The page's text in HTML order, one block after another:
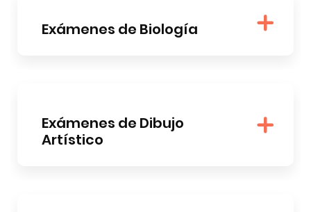
Exámenes de Biología
Exámenes de Dibujo
Artístico